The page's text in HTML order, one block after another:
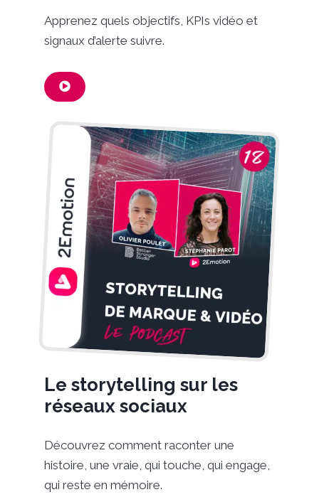
Apprenez quels objectifs, KPIs vidéo et
signaux d’alerte suivre.
Le storytelling sur les
réseaux sociaux
Découvrez comment raconter une
histoire, une vraie, qui touche, qui engage,
qui reste en mémoire.